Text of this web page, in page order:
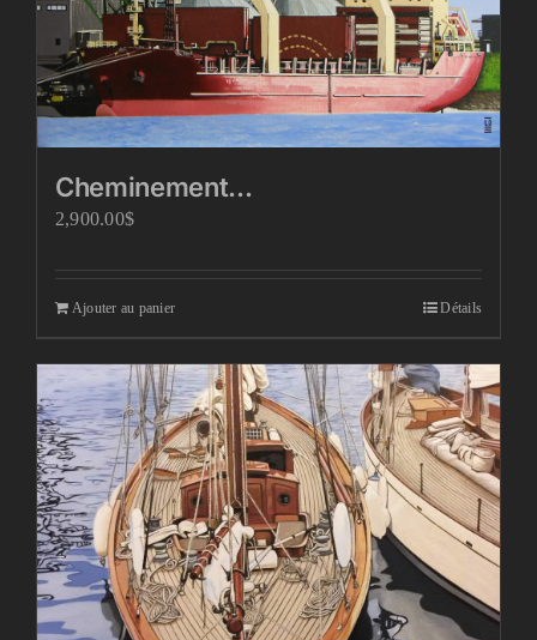
Cheminement…
2,900.00$
Ajouter au panier Détails